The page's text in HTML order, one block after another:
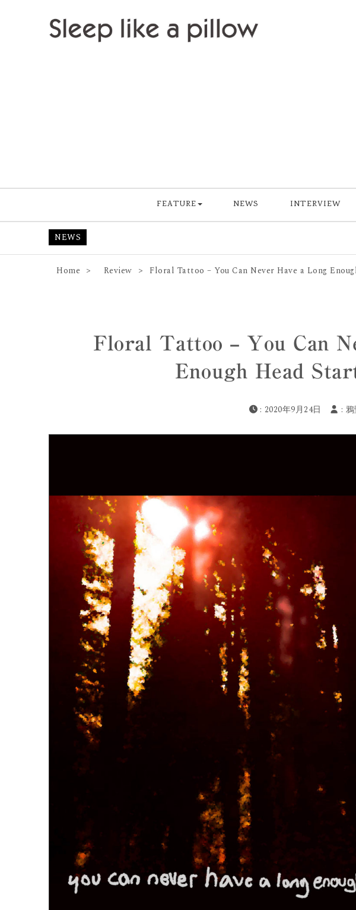
Skip to content
FEATURE NEWS INTERVIEW
NEWS
Home Review Floral Tattoo – You Can Never Have a Long
Floral Tattoo – You Can
Enough Head Start
: 2020年9月24日 :